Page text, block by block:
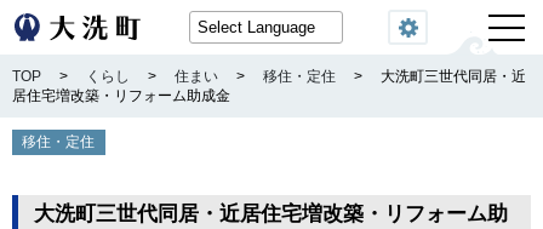
閲覧機能
TOP > くらし > 住まい > 移住・定住 >
大洗町三世代同居・近
居住宅増改築・リフォーム助成金
移住・定住
大洗町三世代同居・近居住宅増改築・リフォーム助